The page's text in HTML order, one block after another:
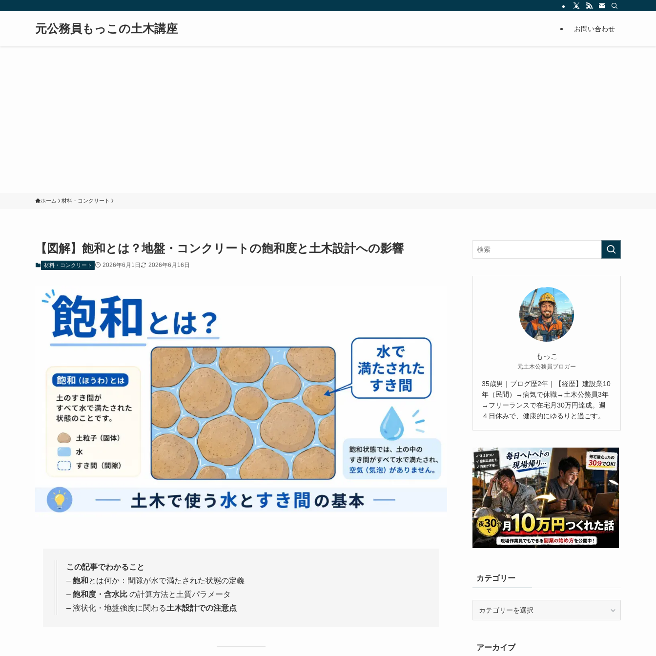
元公務員もっこの土木講座 お問い合わせ
ホーム 材料・コンクリート
【図解】飽和とは？地盤・コンクリートの飽和度と土木設計への影響
材料・コンクリート 2026年6月1日 2026年6月16日
この記事でわかること
– 飽和 とは何か：間隙が水で満たされた状態の定義
– 飽和度・含水比 の計算方法と土質パラメータ
– 液状化・地盤強度に関わる土木設計での注意点
もっこ
元土木公務員ブロガー
35歳男｜ブログ歴2年｜【経歴】建設業10
年（民間）→病気で休職→土木公務員3年
→フリーランスで在宅月30万円達成。週
４日休みで、健康的にゆるりと過ごす。
カテゴリー
ーアーカイブ